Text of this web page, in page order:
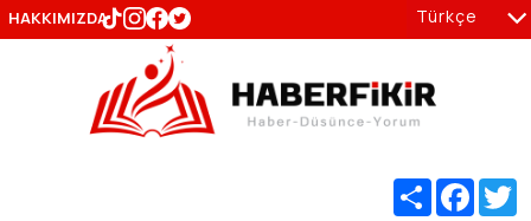
Share
Türkçe
en
HAKKIMIZDA